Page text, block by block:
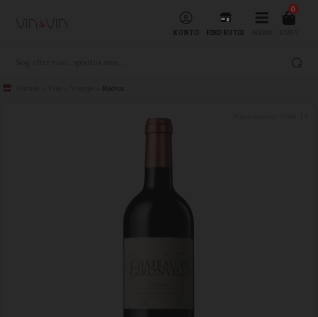
KONTO FIND BUTIK
0
Rødvin